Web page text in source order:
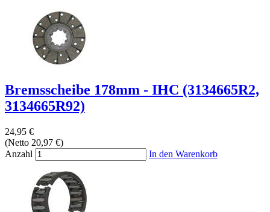
Bremsscheibe 178mm - IHC (3134665R2,
3134665R92)
24,95 €
(Netto 20,97 €)
Anzahl
In den Warenkorb